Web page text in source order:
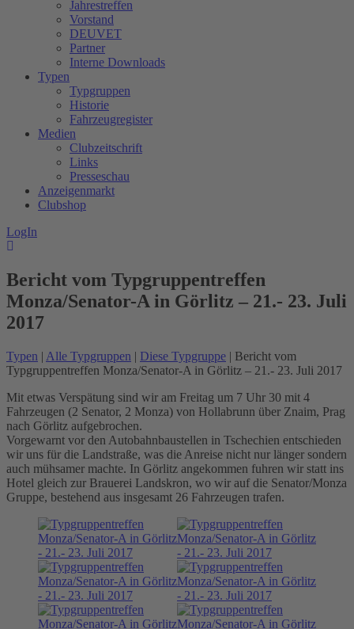
Jahrestreffen
Vorstand
DEUVET
Partner
Interne Downloads
Typen
Typgruppen
Historie
Fahrzeugregister
Medien
Clubzeitschrift
Links
Presseschau
Anzeigenmarkt
Clubshop
LogIn
Bericht vom Typgruppentreffen
Monza/Senator-A in Görlitz – 21.- 23. Juli
2017
Typen | Alle Typgruppen | Diese Typgruppe | Bericht vom
Typgruppentreffen Monza/Senator-A in Görlitz – 21.- 23. Juli 2017
Mit etwas Verspätung sind wir am Freitag um 7 Uhr 30 mit 4
Fahrzeugen (2 Senator, 2 Monza) von Hollabrunn über Znaim, Prag
nach Görlitz aufgebrochen.
Vorgewarnt vor den Autobahnbaustellen in Tschechien entschieden
wir uns für die Landstraße, was die Anreise nicht nur länger sondern
auch mühsamer machte. In Görlitz angekommen fuhren wir statt ins
Hotel gleich zur Brauerei Landskron, wo wir auf die Senator/Monza
Gruppe, bestehend aus insgesamt 26 Fahrzeugen trafen.